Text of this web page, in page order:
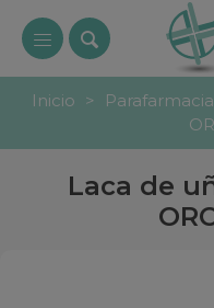
Inicio > Parafarmacia
Laca de